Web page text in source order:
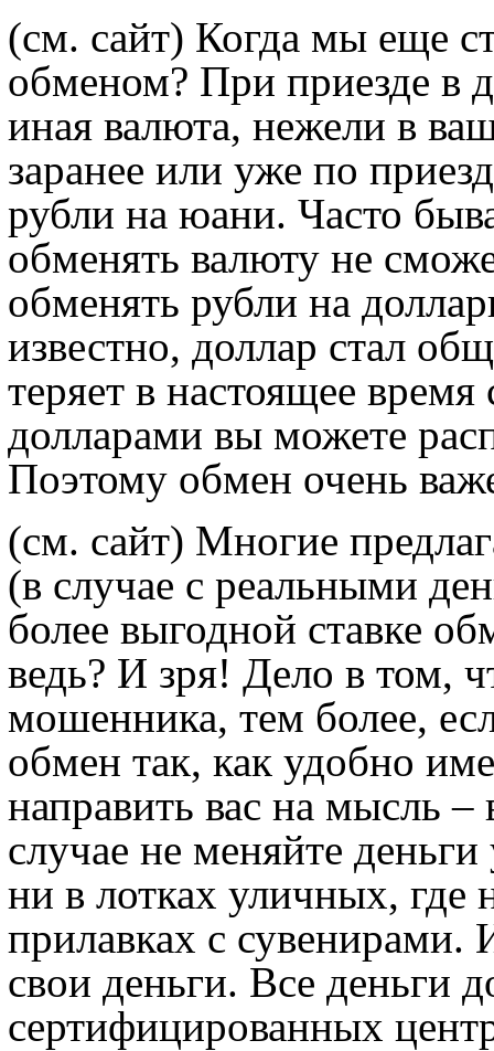
(см. сайт) Когда мы еще
обменом? При приезде в
иная валюта, нежели в
заранее или уже по
рубли на юани. Часто
обменять валюту не
обменять рубли на
известно, доллар стал
теряет в настоящее
долларами вы можете
Поэтому обмен очень
(см. сайт) Многие
(в случае с реальными
более выгодной ставке
ведь? И зря! Дело в том,
мошенника, тем более,
обмен так, как удобно
направить вас на мысль
случае не меняйте
ни в лотках уличных, где
прилавках с сувенирами.
свои деньги. Все деньги
сертифицированных